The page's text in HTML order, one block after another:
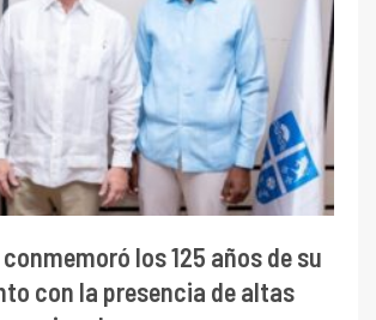
los 125 años de su
con la presencia de altas